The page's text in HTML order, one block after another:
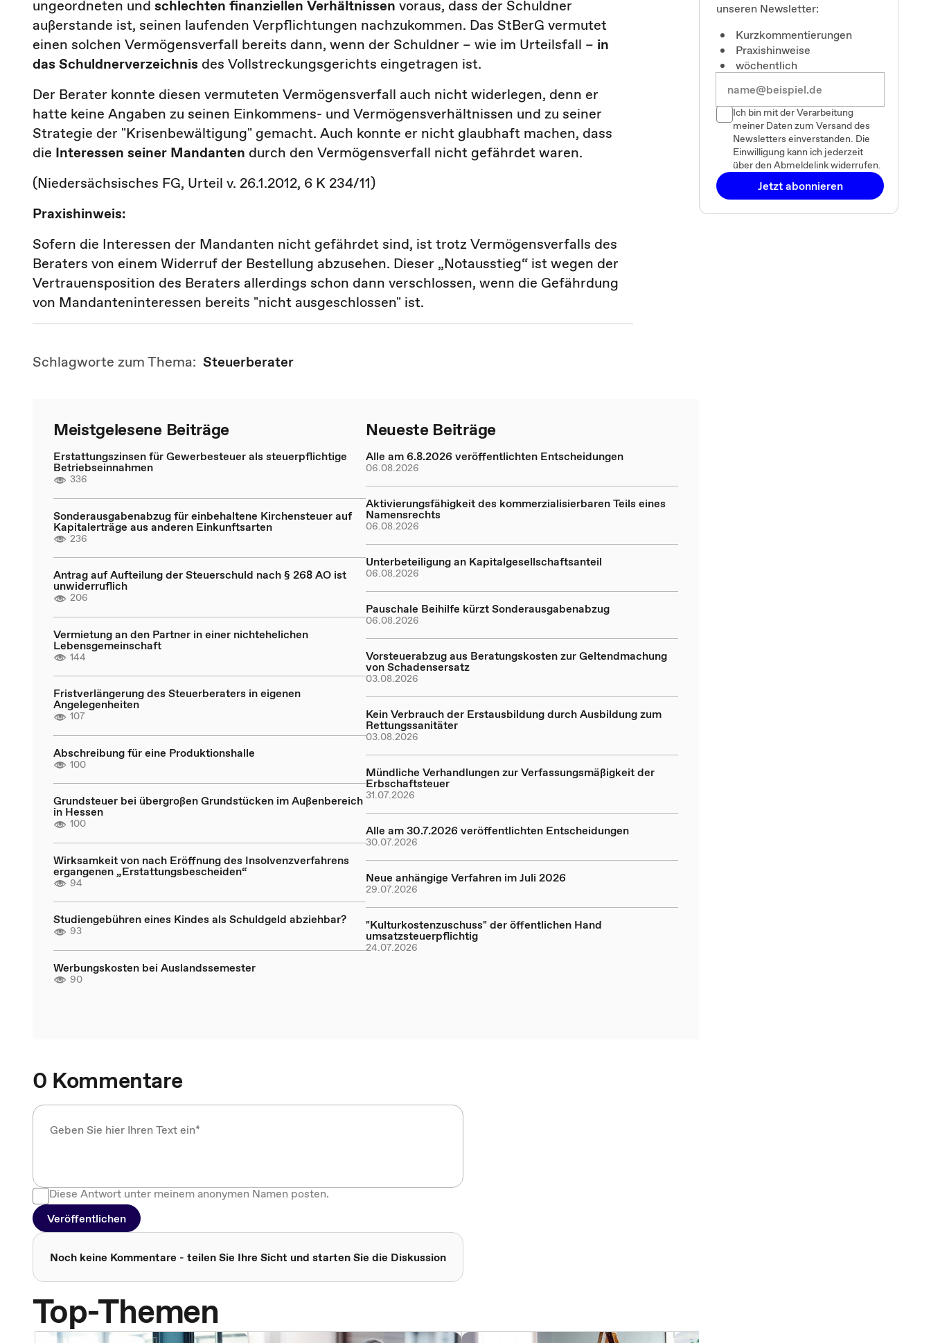
ungeordneten und schlechten finanziellen Verhältnissen voraus, dass der Schuldner
außerstande ist, seinen laufenden Verpflichtungen nachzukommen. Das StBerG vermutet
einen solchen Vermögensverfall bereits dann, wenn der Schuldner – wie im Urteilsfall – in
das Schuldnerverzeichnis des Vollstreckungsgerichts eingetragen ist.
Der Berater konnte diesen vermuteten Vermögensverfall auch nicht widerlegen, denn er
hatte keine Angaben zu seinen Einkommens- und Vermögensverhältnissen und zu seiner
Strategie der "Krisenbewältigung" gemacht. Auch konnte er nicht glaubhaft machen, dass
die Interessen seiner Mandanten durch den Vermögensverfall nicht gefährdet waren.
(Niedersächsisches FG, Urteil v. 26.1.2012, 6 K 234/11)
Praxishinweis:
Sofern die Interessen der Mandanten nicht gefährdet sind, ist trotz Vermögensverfalls des
Beraters von einem Widerruf der Bestellung abzusehen. Dieser „Notausstieg“ ist wegen der
Vertrauensposition des Beraters allerdings schon dann verschlossen, wenn die Gefährdung
von Mandanteninteressen bereits "nicht ausgeschlossen" ist.
Schlagworte zum Thema: Steuerberater
Meistgelesene Beiträge
Erstattungszinsen für Gewerbesteuer als steuerpflichtige
Betriebseinnahmen
336
Sonderausgabenabzug für einbehaltene Kirchensteuer auf
Kapitalerträge aus anderen Einkunftsarten
236
Antrag auf Aufteilung der Steuerschuld nach § 268 AO ist
unwiderruflich
206
Vermietung an den Partner in einer nichtehelichen
Lebensgemeinschaft
144
Fristverlängerung des Steuerberaters in eigenen
Angelegenheiten
107
Abschreibung für eine Produktionshalle
100
Grundsteuer bei übergroßen Grundstücken im Außenbereich
in Hessen
100
Wirksamkeit von nach Eröffnung des Insolvenzverfahrens
ergangenen „Erstattungsbescheiden“
94
Studiengebühren eines Kindes als Schuldgeld abziehbar?
93
Werbungskosten bei Auslandssemester
90
Neueste Beiträge
Alle am 6.8.2026 veröffentlichten Entscheidungen
06.08.2026
Aktivierungsfähigkeit des kommerzialisierbaren Teils eines
Namensrechts
06.08.2026
Unterbeteiligung an Kapitalgesellschaftsanteil
06.08.2026
Pauschale Beihilfe kürzt Sonderausgabenabzug
06.08.2026
Vorsteuerabzug aus Beratungskosten zur Geltendmachung
von Schadensersatz
03.08.2026
Kein Verbrauch der Erstausbildung durch Ausbildung zum
Rettungssanitäter
03.08.2026
Mündliche Verhandlungen zur Verfassungsmäßigkeit der
Erbschaftsteuer
31.07.2026
Alle am 30.7.2026 veröffentlichten Entscheidungen
30.07.2026
Neue anhängige Verfahren im Juli 2026
29.07.2026
"Kulturkostenzuschuss" der öffentlichen Hand
umsatzsteuerpflichtig
24.07.2026
0 Kommentare
Diese Antwort unter meinem anonymen Namen posten.
Veröffentlichen
Noch keine Kommentare - teilen Sie Ihre Sicht und starten Sie die Diskussion
Top-Themen
unseren Newsletter:
Kurzkommentierungen
Praxishinweise
wöchentlich
Ich bin mit der Verarbeitung
meiner Daten zum Versand des
Newsletters einverstanden. Die
Einwilligung kann ich jederzeit
über den Abmeldelink widerrufen.
Jetzt abonnieren